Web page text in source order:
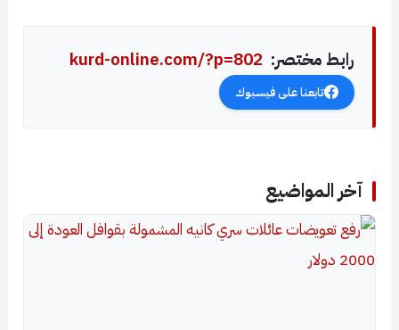
رابط مختصر: kurd-online.com/?p=802
تابعنا على فيسبوك
آخر المواضيع